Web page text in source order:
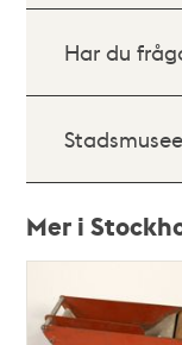
Har du
Mer i
poster
och